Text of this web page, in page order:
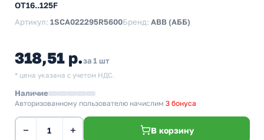
ОТ16..125F
Артикул: 1SCA022295R5600Бренд: ABB (АББ)
318,51 р.за 1 шт
* цена указана с учетом НДС.
Наличие
Авторизованному пользователю начислим 3 бонуса
− + В корзину